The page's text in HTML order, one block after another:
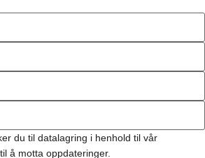
du til datalagring i henhold til vår
å motta oppdateringer.